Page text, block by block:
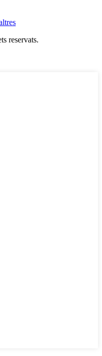
reservats.